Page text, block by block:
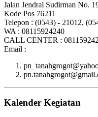
Jalan Jendral Sudirman No.
Kode Pos 76211
Telepon : (0543) - 21012,
WA : 08115924240
CALL CENTER :
Email :
Kalender Kegiatan